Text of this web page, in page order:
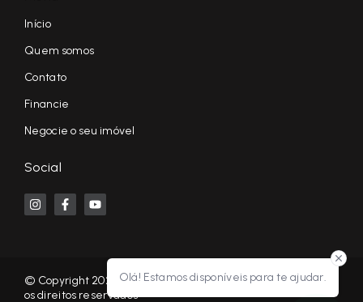
Olá! Estamos disponíveis para te ajudar.
Início
Quem somos
Contato
Financie
Negocie o seu imóvel
Social
© Copyright 2026 - KF NEGÓCIOS IMOBILIÁRIOS RP - Todos
os direitos reservados